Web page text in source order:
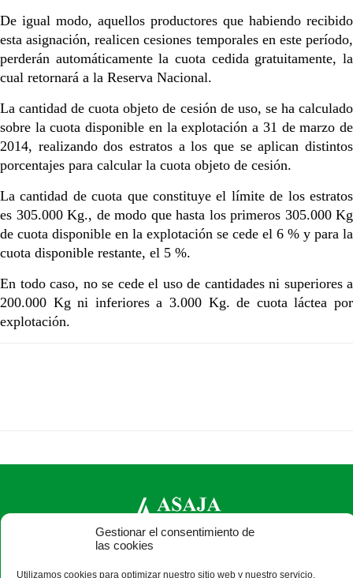
Gestionar el consentimiento de
las cookies
Utilizamos cookies para optimizar nuestro sitio web y nuestro servicio.
De igual modo, aquellos productores que habiendo recibido
esta asignación, realicen cesiones temporales en este período,
perderán automáticamente la cuota cedida gratuitamente, la
cual retornará a la Reserva Nacional.
La cantidad de cuota objeto de cesión de uso, se ha calculado
sobre la cuota disponible en la explotación a 31 de marzo de
2014, realizando dos estratos a los que se aplican distintos
porcentajes para calcular la cuota objeto de cesión.
La cantidad de cuota que constituye el límite de los estratos
es 305.000 Kg., de modo que hasta los primeros 305.000 Kg
de cuota disponible en la explotación se cede el 6 % y para la
cuota disponible restante, el 5 %.
En todo caso, no se cede el uso de cantidades ni superiores a
200.000 Kg ni inferiores a 3.000 Kg. de cuota láctea por
explotación.